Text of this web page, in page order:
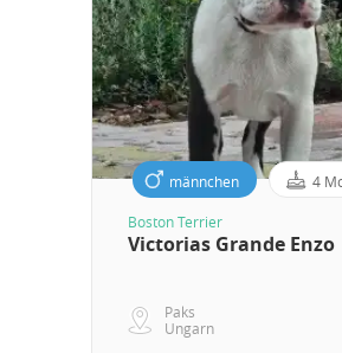
männchen 4
Boston Terrier
Victorias Grande Enzo
Paks
Ungarn